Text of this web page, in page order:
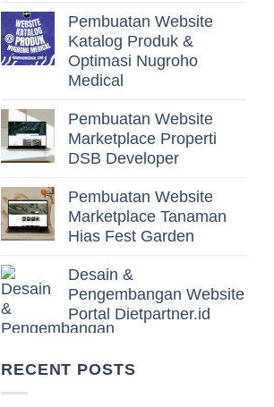
Pembuatan Website
Katalog Produk &
Optimasi Nugroho
Medical
Pembuatan Website
Marketplace Properti
DSB Developer
Pembuatan Website
Marketplace Tanaman
Hias Fest Garden
Desain &
Pengembangan Website
Portal Dietpartner.id
RECENT POSTS